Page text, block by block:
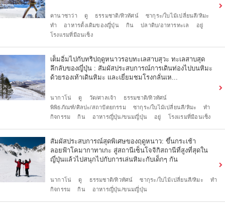
คานาซาว่า ดู ธรรมชาติ/ทิวทัศน์
ซากุระ/ใบไม้เปลี่ยนสี/หิมะ
ทำ
อาหารดั้งเดิมของญี่ปุ่น กิน ปลาดิบ/อาหารทะเล
อยู่
โรงแรมที่มีอนเซ็ง
เต็มอิ่มไปกับทริปฤดูหนาวรอบทะเลสาบสุวะ ทะเลสาบสุด
ลึกลับของญี่ปุ่น : สัมผัสประสบการณ์การเดินท่องไปบนหิมะ
ด้วยรองเท้าเดินหิมะ และเยี่ยมชมโรงกลั่นเห...
นากาโน่ ดู วัด/ศาลเจ้า
ธรรมชาติ/ทิวทัศน์
พิพิธภัณฑ์/ศิลปะ/สถาปัตยกรรม
ซากุระ/ใบไม้เปลี่ยนสี/หิมะ
ทำ
กิจกรรม
กิน อาหารญี่ปุ่น/ขนมญี่ปุ่น อยู่ โรงแรมที่มีอนเซ็ง
สัมผัสประสบการณ์สุดพิเศษของฤดูหนาว: ขึ้นกระเช้า
ลอยฟ้าโคมากาทาเกะ สู่สถานีเซ็นโจจิกิสถานีที่สูงที่สุดใน
ญี่ปุ่นแล้วไปสนุกไปกับการเล่นหิมะกับเด็กๆ กัน
นากาโน่ ดู ธรรมชาติ/ทิวทัศน์ ซากุระ/ใบไม้เปลี่ยนสี/หิมะ
ทำ
กิจกรรม
กิน อาหารญี่ปุ่น/ขนมญี่ปุ่น